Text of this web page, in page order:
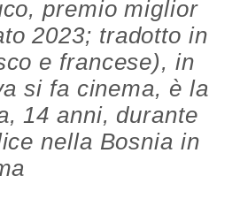
premio miglior
2023; tradotto in
e francese), in
si fa cinema, è la
14 anni, durante
nella Bosnia in